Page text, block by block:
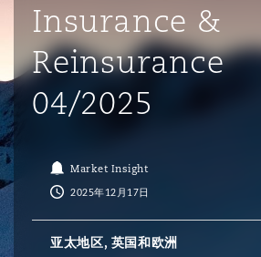
Carrier
业与咨询 公司
议解决
源、海洋与贸易
Marine
Casualty
环境保护法
Code
& Co Newton - 解锁智能索赔
议融资
累斯萨拉姆
翰内斯堡
里斯班
庆
西哥城
约热内卢
地亚哥 – 联营办公室
哈
拜
尔加里
加哥
尔法斯特
明翰
里斯托尔
Insurance &
Reinsurance
04/2025
Market Insight
2025年12月17日
亚太地区, 英国和欧洲